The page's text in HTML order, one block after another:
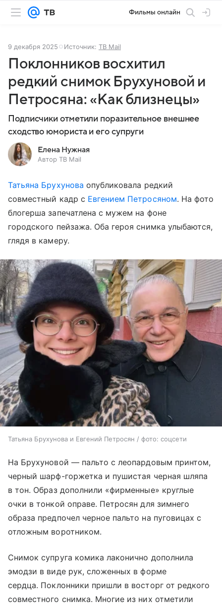
Фильмы онлайн
9 декабря 2025 Источник: ТВ Mail
Поклонников восхитил
редкий снимок Брухуновой и
Петросяна: «Как близнецы»
Подписчики отметили поразительное внешнее
сходство юмориста и его супруги
Елена Нужная
Автор ТВ Mail
Татьяна Брухунова опубликовала редкий
совместный кадр с Евгением Петросяном. На фото
блогерша запечатлена с мужем на фоне
городского пейзажа. Оба героя снимка улыбаются,
глядя в камеру.
Татьяна Брухунова и Евгений Петросян / фото: соцсети
На Брухуновой — пальто с леопардовым принтом,
черный шарф-горжетка и пушистая черная шляпа
в тон. Образ дополнили «фирменные» круглые
очки в тонкой оправе. Петросян для зимнего
образа предпочел черное пальто на пуговицах с
отложным воротником.
Снимок супруга комика лаконично дополнила
эмодзи в виде рук, сложенных в форме
сердца. Поклонники пришли в восторг от редкого
совместного снимка. Многие из них отметили